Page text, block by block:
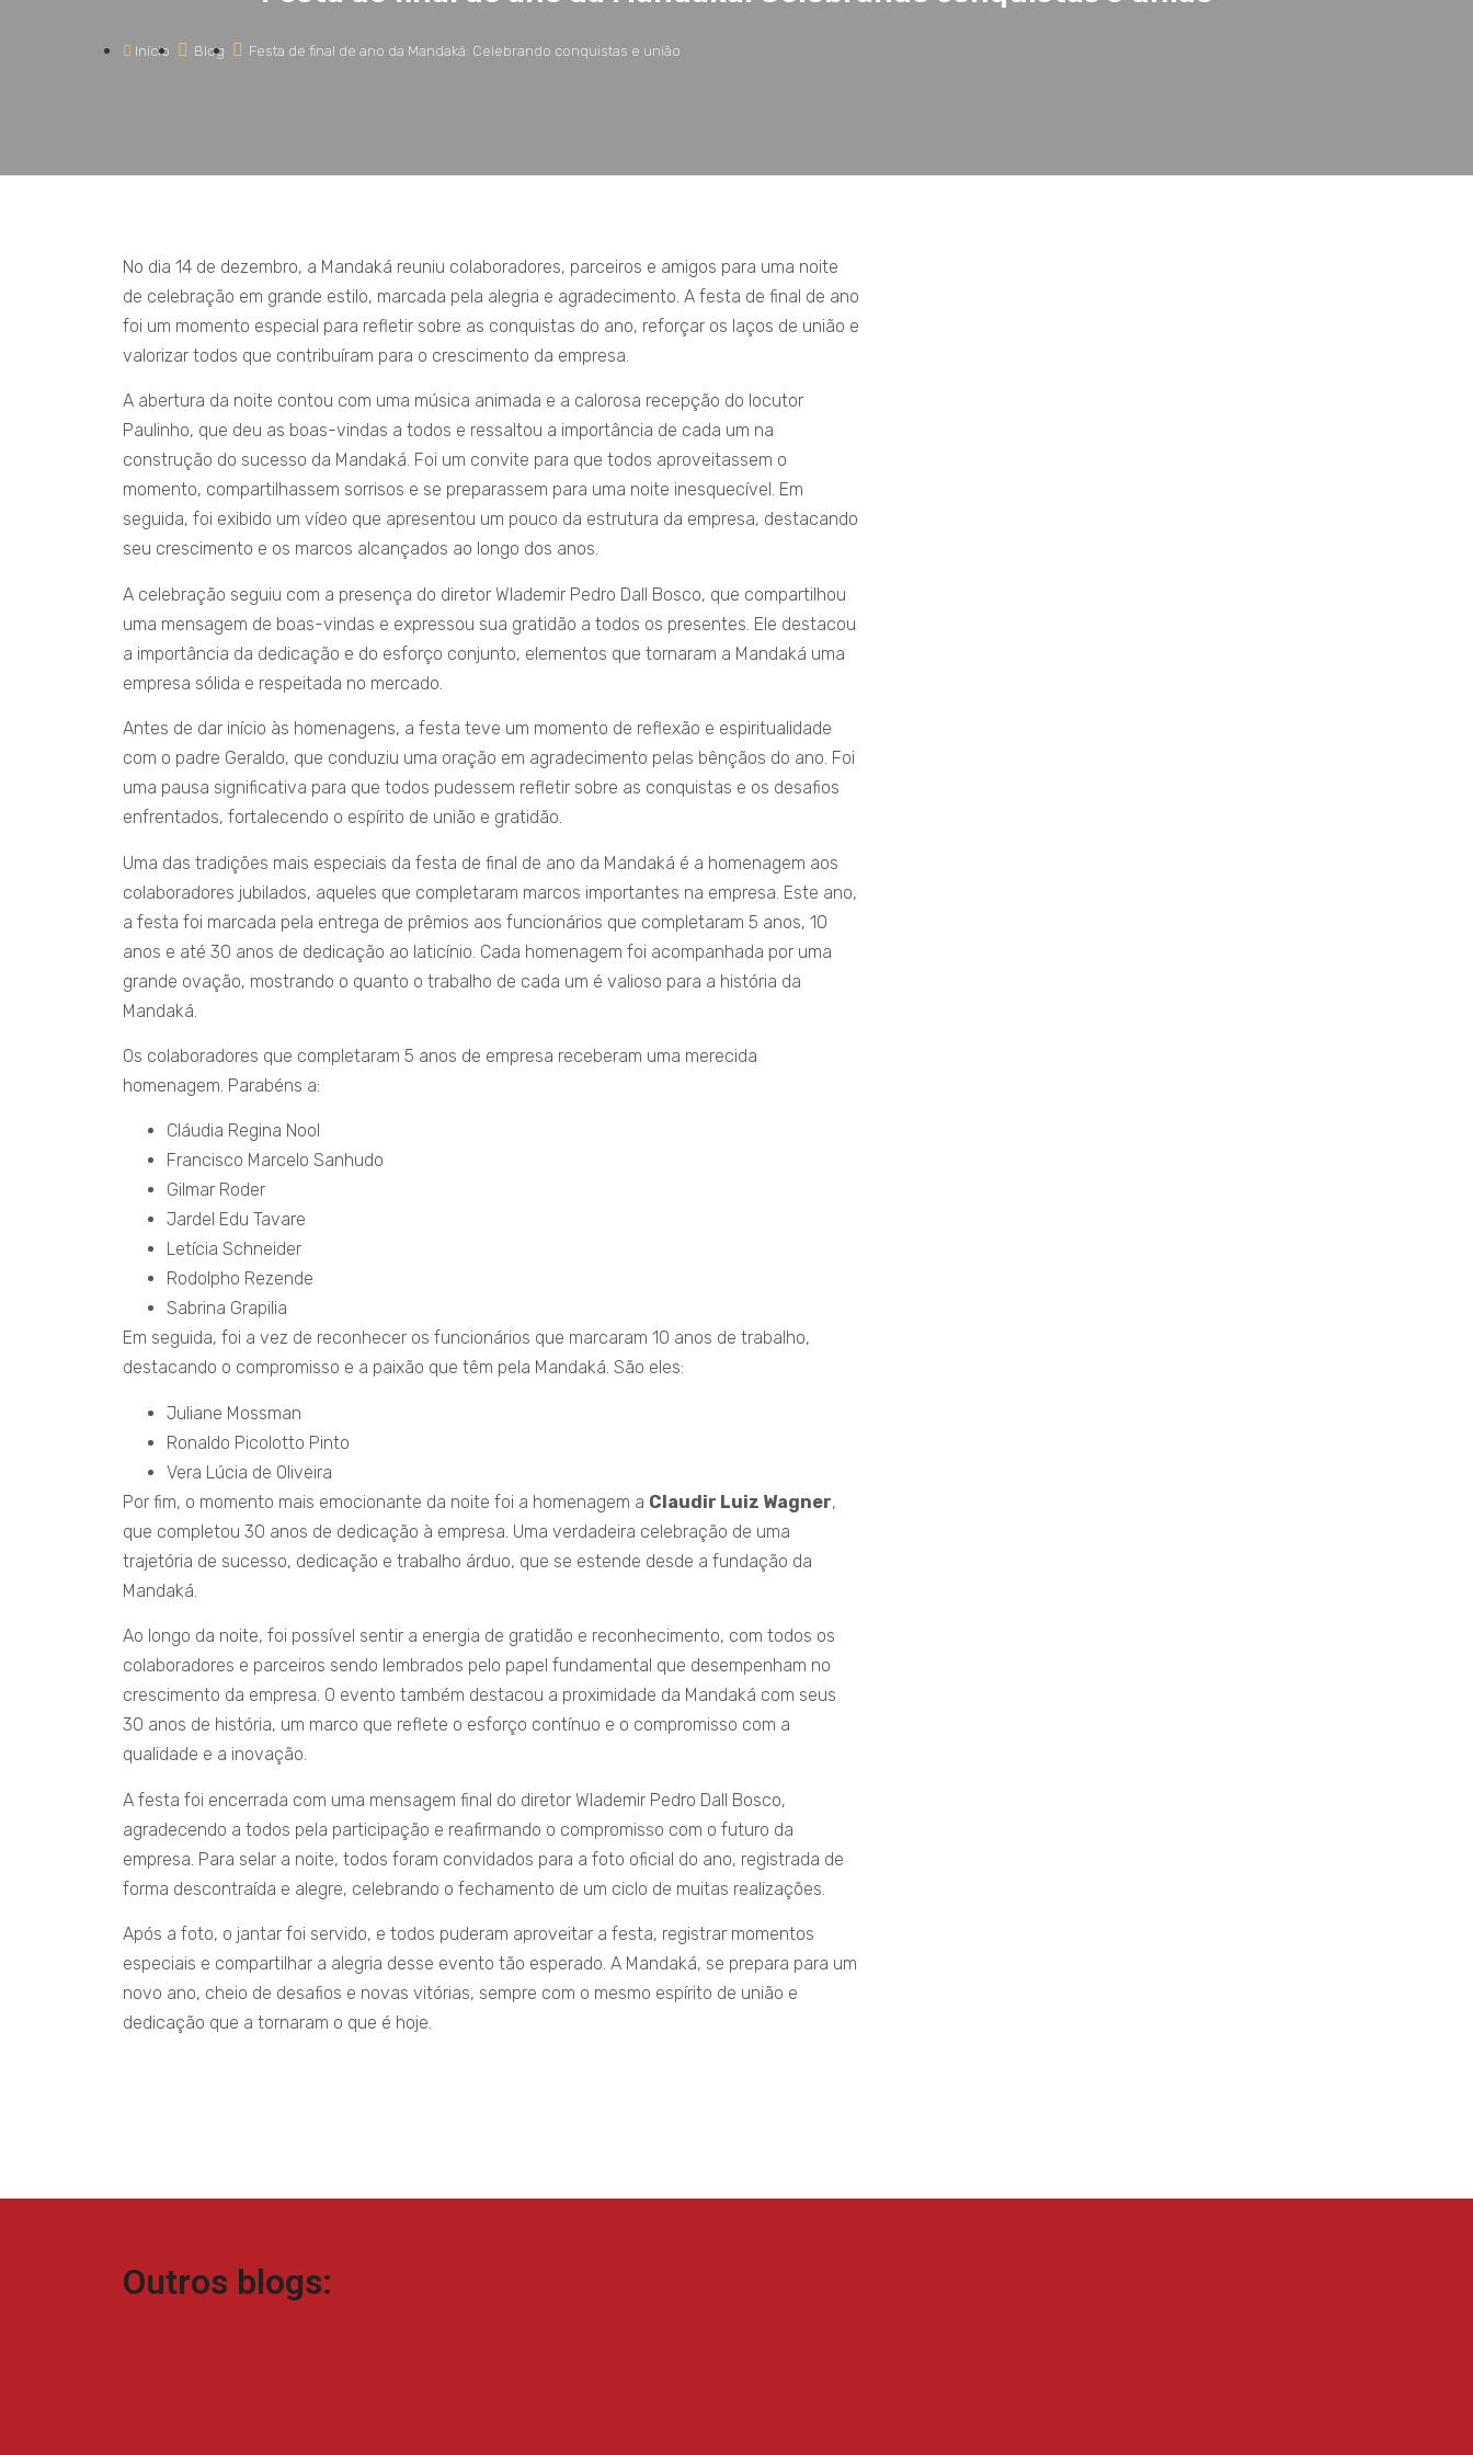
Início Blog Festa de final de ano da Mandaká: Celebrando conquistas e união
No dia 14 de dezembro, a Mandaká reuniu colaboradores, parceiros e amigos para uma noite
de celebração em grande estilo, marcada pela alegria e agradecimento. A festa de final de ano
foi um momento especial para refletir sobre as conquistas do ano, reforçar os laços de união e
valorizar todos que contribuíram para o crescimento da empresa.
A abertura da noite contou com uma música animada e a calorosa recepção do locutor
Paulinho, que deu as boas-vindas a todos e ressaltou a importância de cada um na
construção do sucesso da Mandaká. Foi um convite para que todos aproveitassem o
momento, compartilhassem sorrisos e se preparassem para uma noite inesquecível. Em
seguida, foi exibido um vídeo que apresentou um pouco da estrutura da empresa, destacando
seu crescimento e os marcos alcançados ao longo dos anos.
A celebração seguiu com a presença do diretor Wlademir Pedro Dall Bosco, que compartilhou
uma mensagem de boas-vindas e expressou sua gratidão a todos os presentes. Ele destacou
a importância da dedicação e do esforço conjunto, elementos que tornaram a Mandaká uma
empresa sólida e respeitada no mercado.
Antes de dar início às homenagens, a festa teve um momento de reflexão e espiritualidade
com o padre Geraldo, que conduziu uma oração em agradecimento pelas bênçãos do ano. Foi
uma pausa significativa para que todos pudessem refletir sobre as conquistas e os desafios
enfrentados, fortalecendo o espírito de união e gratidão.
Uma das tradições mais especiais da festa de final de ano da Mandaká é a homenagem aos
colaboradores jubilados, aqueles que completaram marcos importantes na empresa. Este ano,
a festa foi marcada pela entrega de prêmios aos funcionários que completaram 5 anos, 10
anos e até 30 anos de dedicação ao laticínio. Cada homenagem foi acompanhada por uma
grande ovação, mostrando o quanto o trabalho de cada um é valioso para a história da
Mandaká.
Os colaboradores que completaram 5 anos de empresa receberam uma merecida
homenagem. Parabéns a:
Cláudia Regina Nool
Francisco Marcelo Sanhudo
Gilmar Roder
Jardel Edu Tavare
Letícia Schneider
Rodolpho Rezende
Sabrina Grapilia
Em seguida, foi a vez de reconhecer os funcionários que marcaram 10 anos de trabalho,
destacando o compromisso e a paixão que têm pela Mandaká. São eles:
Juliane Mossman
Ronaldo Picolotto Pinto
Vera Lúcia de Oliveira
Por fim, o momento mais emocionante da noite foi a homenagem a Claudir Luiz Wagner,
que completou 30 anos de dedicação à empresa. Uma verdadeira celebração de uma
trajetória de sucesso, dedicação e trabalho árduo, que se estende desde a fundação da
Mandaká.
Ao longo da noite, foi possível sentir a energia de gratidão e reconhecimento, com todos os
colaboradores e parceiros sendo lembrados pelo papel fundamental que desempenham no
crescimento da empresa. O evento também destacou a proximidade da Mandaká com seus
30 anos de história, um marco que reflete o esforço contínuo e o compromisso com a
qualidade e a inovação.
A festa foi encerrada com uma mensagem final do diretor Wlademir Pedro Dall Bosco,
agradecendo a todos pela participação e reafirmando o compromisso com o futuro da
empresa. Para selar a noite, todos foram convidados para a foto oficial do ano, registrada de
forma descontraída e alegre, celebrando o fechamento de um ciclo de muitas realizações.
Após a foto, o jantar foi servido, e todos puderam aproveitar a festa, registrar momentos
especiais e compartilhar a alegria desse evento tão esperado. A Mandaká, se prepara para um
novo ano, cheio de desafios e novas vitórias, sempre com o mesmo espírito de união e
dedicação que a tornaram o que é hoje.
Outros blogs: